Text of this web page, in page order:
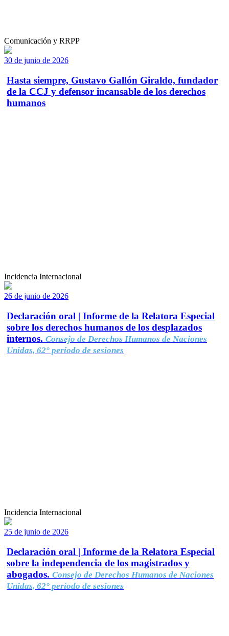
Comunicación y RRPP
30 de junio de 2026
Hasta siempre, Gustavo Gallón Giraldo, fundador
de la CCJ y defensor incansable de los derechos
humanos
Incidencia Internacional
26 de junio de 2026
Declaración oral | Informe de la Relatora Especial
sobre los derechos humanos de los desplazados
internos. Consejo de Derechos Humanos de Naciones
Unidas, 62° período de sesiones
Incidencia Internacional
25 de junio de 2026
Declaración oral | Informe de la Relatora Especial
sobre la independencia de los magistrados y
abogados. Consejo de Derechos Humanos de Naciones
Unidas, 62° período de sesiones